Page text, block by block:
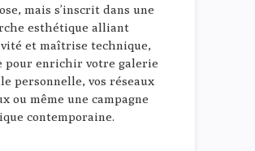
mais s’inscrit dans une
esthétique alliant
et maîtrise technique,
pour enrichir votre galerie
personnelle, vos réseaux
ou même une campagne
contemporaine.